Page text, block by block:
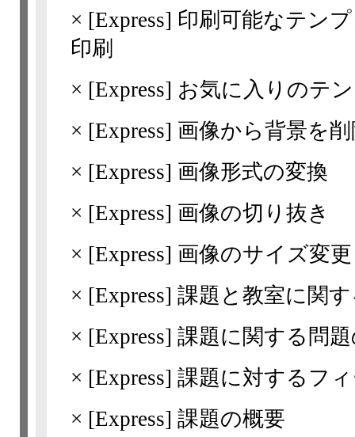
× [Express] 印刷可能なテン
印刷
× [Express] お気に入りのテ
× [Express] 画像から背景を
× [Express] 画像形式の変換
× [Express] 画像の切り抜き
× [Express] 画像のサイズ変更
× [Express] 課題と教室に関
× [Express] 課題に関する問
× [Express] 課題に対するフ
× [Express] 課題の概要